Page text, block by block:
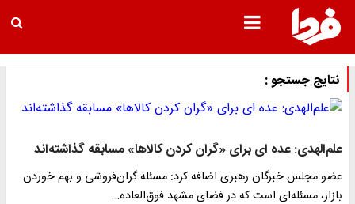
نتایج جستجو :
علم‌الهدی: عده ای برای «گران کردن کالاها» مسابقه گذاشته‌اند
عضو مجلس خبرگان رهبری اضافه کرد: مسئله گران‌فروشی و بهم خوردن
بازار، مسئله‌ای است که در فضای مشهد فوق‌العاده…